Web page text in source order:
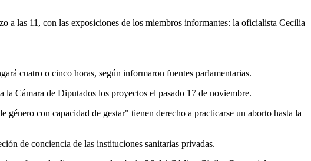
a las 11, con las exposiciones de los miembros informantes: la oficialista Cecilia
cuatro o cinco horas, según informaron fuentes parlamentarias.
Cámara de Diputados los proyectos el pasado 17 de noviembre.
con capacidad de gestar" tienen derecho a practicarse un aborto hasta la
de conciencia de las instituciones sanitarias privadas.